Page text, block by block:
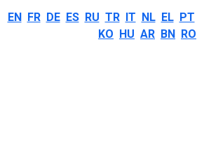
EN FR DE ES RU TR IT NL EL PT
KO HU AR BN RO